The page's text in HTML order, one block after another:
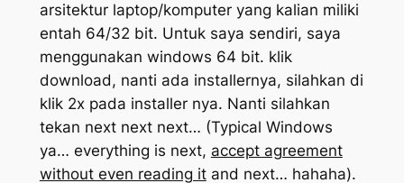
arsitektur laptop/komputer yang kalian miliki
entah 64/32 bit. Untuk saya sendiri, saya
menggunakan windows 64 bit. klik
download, nanti ada installernya, silahkan di
klik 2x pada installer nya. Nanti silahkan
tekan next next next… (Typical Windows
ya… everything is next, accept agreement
without even reading itand next… hahaha).